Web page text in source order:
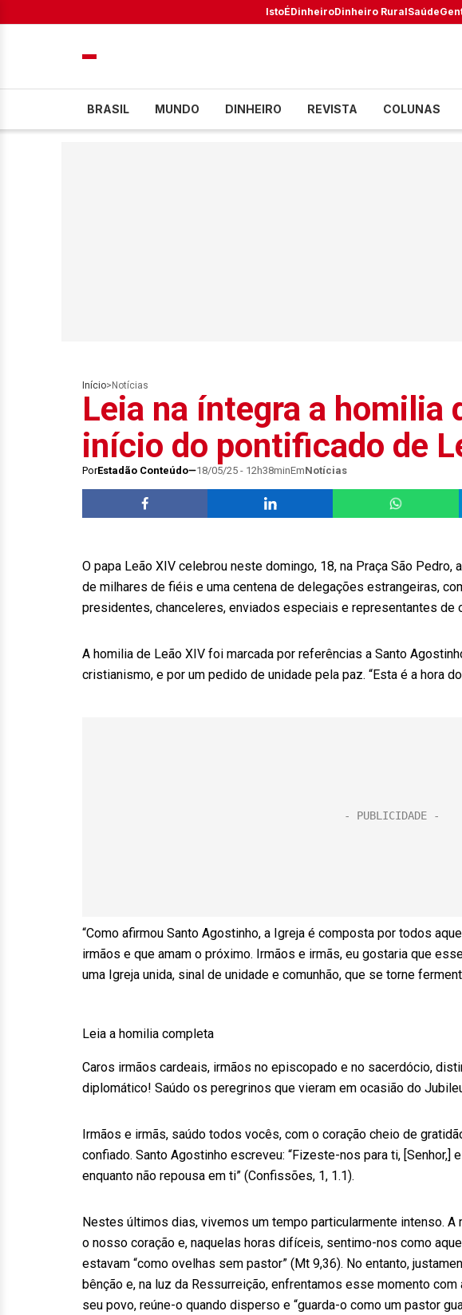
IstoÉDinheiroDinheiro RuralSaúde
BRASIL MUNDO DINHEIRO REVISTA COLUNAS
Início> Notícias
Leia na íntegra a homilia
início do pontificado de
PorEstadão Conteúdo 18/05/25 - 12h38minEmNotícias
O papa Leão XIV celebrou neste domingo, 18, na Praça São
de milhares de fiéis e uma centena de delegações estrangeiras,
presidentes, chanceleres, enviados especiais e representantes de
A homilia de Leão XIV foi marcada por referências a Santo
cristianismo, e por um pedido de unidade pela paz. “Esta é a hora
“Como afirmou Santo Agostinho, a Igreja é composta por todos
irmãos e que amam o próximo. Irmãos e irmãs, eu gostaria que
uma Igreja unida, sinal de unidade e comunhão, que se torne
Leia a homilia completa
Caros irmãos cardeais, irmãos no episcopado e no sacerdócio,
diplomático! Saúdo os peregrinos que vieram em ocasião do
Irmãos e irmãs, saúdo todos vocês, com o coração cheio de
confiado. Santo Agostinho escreveu: “Fizeste-nos para ti, [Senhor,]
enquanto não repousa em ti” (Confissões, 1, 1.1).
Nestes últimos dias, vivemos um tempo particularmente intenso.
o nosso coração e, naquelas horas difíceis, sentimo-nos como
estavam “como ovelhas sem pastor” (Mt 9,36). No entanto,
bênção e, na luz da Ressurreição, enfrentamos esse momento
seu povo, reúne-o quando disperso e “guarda-o como um pastor